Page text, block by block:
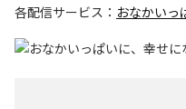
各配信サービス： おなかいっ